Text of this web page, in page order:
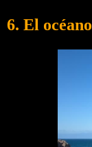
6. El